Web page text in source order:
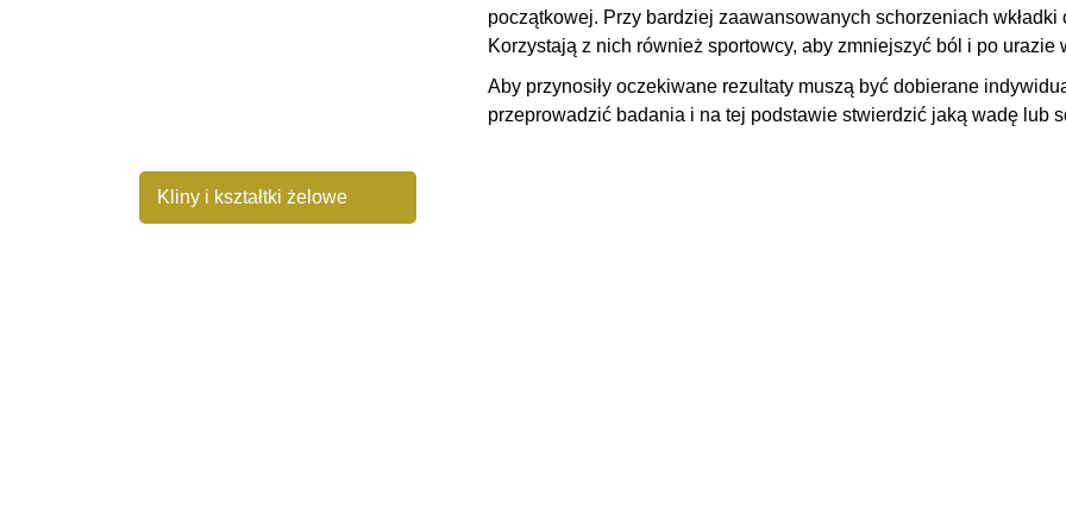
Kliny i kształtki żelowe
początkowej. Przy bardziej zaawansowanych schorzeniach
Korzystają z nich również sportowcy, aby zmniejszyć ból i po urazie
Aby przynosiły oczekiwane rezultaty muszą być dobierane
przeprowadzić badania i na tej podstawie stwierdzić jaką wadę lub